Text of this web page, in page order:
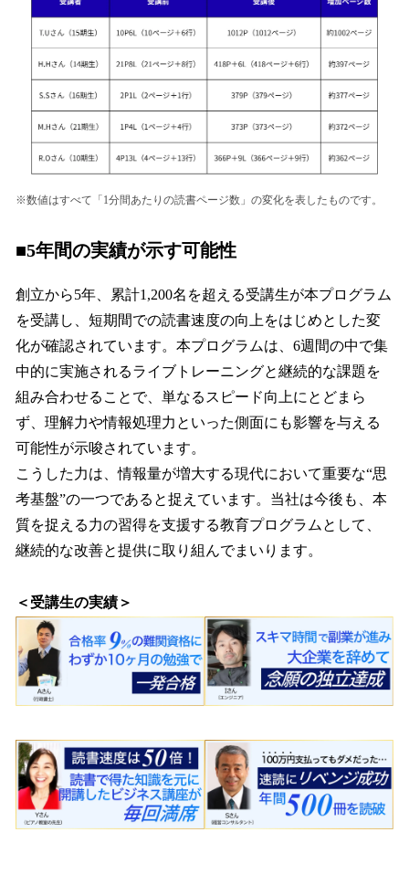
※数値はすべて「1分間あたりの読書ページ数」の変化を表したものです。
■5年間の実績が示す可能性
創立から5年、累計1,200名を超える受講生が本プログラム
を受講し、短期間での読書速度の向上をはじめとした変
化が確認されています。本プログラムは、6週間の中で集
中的に実施されるライブトレーニングと継続的な課題を
組み合わせることで、単なるスピード向上にとどまら
ず、理解力や情報処理力といった側面にも影響を与える
可能性が示唆されています。
こうした力は、情報量が増大する現代において重要な“思
考基盤”の一つであると捉えています。当社は今後も、本
質を捉える力の習得を支援する教育プログラムとして、
継続的な改善と提供に取り組んでまいります。
＜受講生の実績＞